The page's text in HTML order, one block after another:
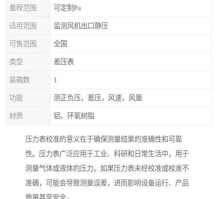
量程范围 可定制Pa
适用范围 监测风机出口静压
可售范围 全国
类型 差压表
装箱数 1
功能 测正负压，差压，风速，风量
材质 铝，环氧树脂
压力表校准的意义在于确保测量结果的准确性和可靠
性。压力表广泛应用于工业、科研和日常生活中，用于
测量气体或液体的压力。如果压力表未经校准或校准不
准确，可能会导致测量误差，进而影响设备运行、产品